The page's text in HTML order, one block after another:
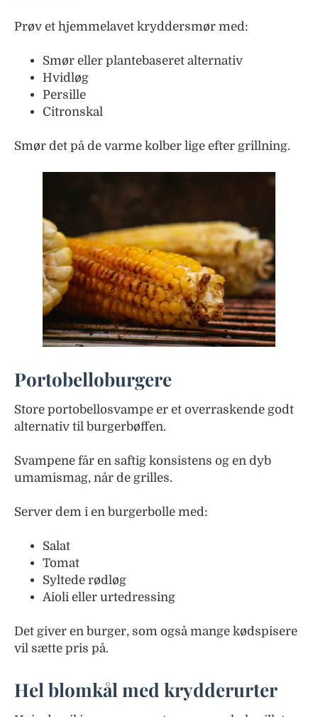
Prøv et hjemmelavet kryddersmør med:
Smør eller plantebaseret alternativ
Hvidløg
Persille
Citronskal
Smør det på de varme kolber lige efter grillning.
Portobelloburgere
Store portobellosvampe er et overraskende godt
alternativ til burgerbøffen.
Svampene får en saftig konsistens og en dyb
umamismag, når de grilles.
Server dem i en burgerbolle med:
Salat
Tomat
Syltede rødløg
Aioli eller urtedressing
Det giver en burger, som også mange kødspisere
vil sætte pris på.
Hel blomkål med krydderurter